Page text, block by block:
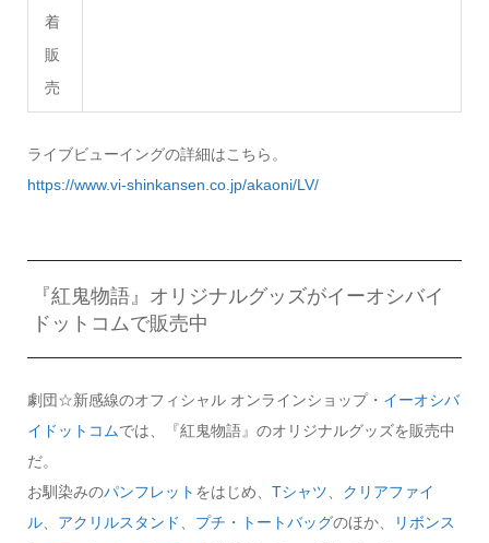
着
販
売
ライブビューイングの詳細はこちら。
https://www.vi-shinkansen.co.jp/akaoni/LV/
『紅鬼物語』オリジナルグッズがイーオシバイ
ドットコムで販売中
劇団☆新感線のオフィシャル オンラインショップ・ イーオシバ
イドットコムでは、『紅鬼物語』のオリジナルグッズを販売中
だ。
お馴染みのパンフレット をはじめ、 Tシャツ、 クリアファイ
ル、 アクリルスタンド、 プチ・トートバッグのほか、
リボンス